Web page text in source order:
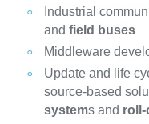
Industrial
and field buses
Middleware
Update and life
source-based
systems and roll-